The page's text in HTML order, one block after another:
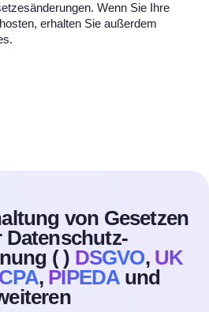
Wenn Sie Ihre
erhalten Sie außerdem
von Gesetzen
Datenschutz-
() DSGVO, UK
, PIPEDAund